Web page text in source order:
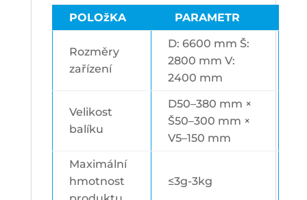
POLOžKA PARAMETR
Rozměry
zařízení
D: 6600 mm Š:
2800 mm V:
2400 mm
Velikost
balíku
D50–380 mm ×
Š50–300 mm ×
V5–150 mm
Maximální
hmotnost
≤3g-3kg